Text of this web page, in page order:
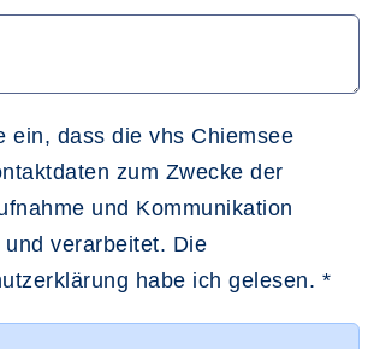
ein, dass die vhs Chiemsee
zum Zwecke der
und Kommunikation
verarbeitet. Die
habe ich gelesen. *